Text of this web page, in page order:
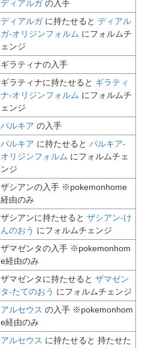
ディアルガ の入手
ディアルガ に持たせると ディアル
ガ-オリジンフォルム にフォルムチ
ェンジ
ギラティナの入手
ギラティナに持たせると ギラティ
ナ-オリジンフォルム にフォルムチ
ェンジ
パルキア の入手
パルキア に持たせると パルキア-
オリジンフォルム にフォルムチェ
ンジ
ザシアンの入手 ※pokemonhome
経由のみ
ザシアンに持たせると ザシアン-け
んのおう にフォルムチェンジ
ザマゼンタの入手 ※pokemonhom
e経由のみ
ザマゼンタに持たせると ザマゼン
タ-たてのおう にフォルムチェンジ
アルセウス の入手 ※pokemonhom
e経由のみ
アルセウス に持たせると 持たせた